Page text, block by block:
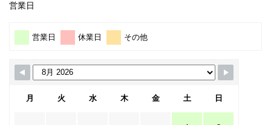
営業日
営業日 休業日 その他
月 火 水 木 金 土 日